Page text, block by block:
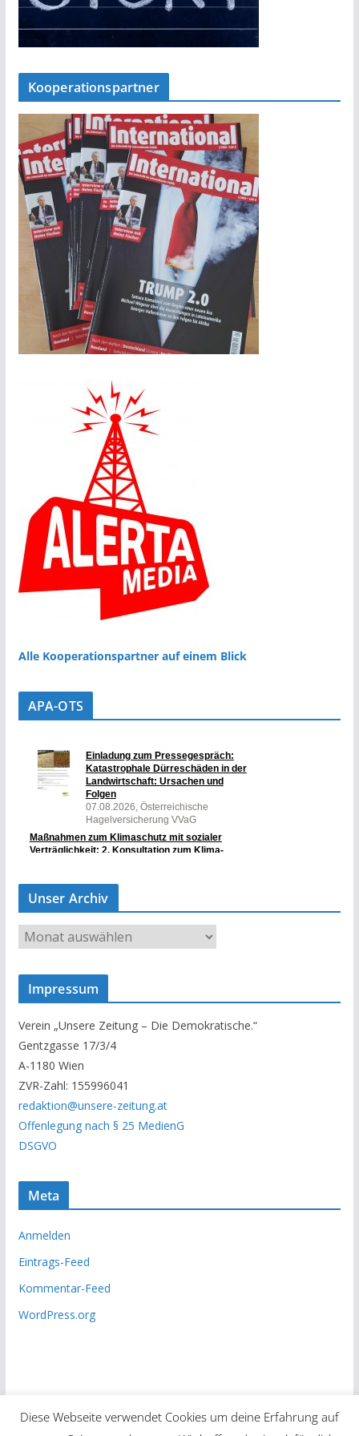
Kooperationspartner
Alle Kooperationspartner auf einem Blick
APA-OTS
Unser Archiv
U
n
s
A
r
c
h
i
v
Impressum
Verein „Unsere Zeitung – Die Demokratische.“
Gentzgasse 17/3/4
A-1180 Wien
ZVR-Zahl: 155996041
redaktion@unsere-zeitung.at
Offenlegung nach § 25 MedienG
DSGVO
Meta
Anmelden
Eintrags-Feed
Kommentar-Feed
WordPress.org
Diese Webseite verwendet Cookies um deine Erfahrung auf